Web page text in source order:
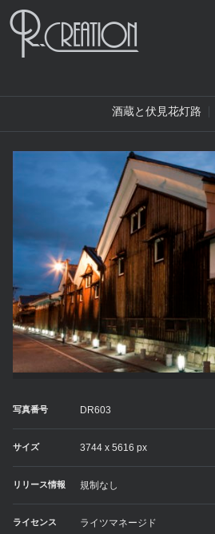
酒蔵と伏見花灯路
写真番号 DR603
サイズ 3744 x 5616 px
リリース情報 規制なし
ライセンス ライツマネージド